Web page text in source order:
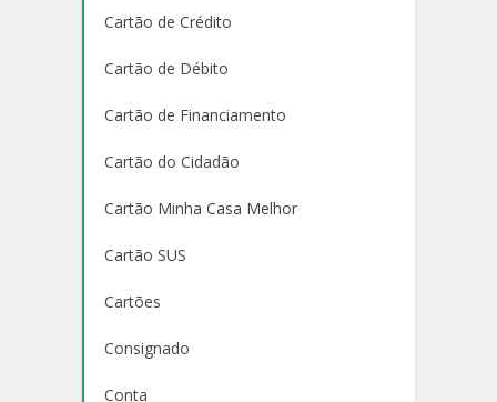
Cartão de Crédito
Cartão de Débito
Cartão de Financiamento
Cartão do Cidadão
Cartão Minha Casa Melhor
Cartão SUS
Cartões
Consignado
Conta